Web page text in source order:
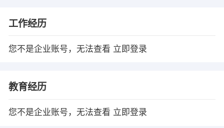
工作经历
您不是企业账号，无法查看 立即登录
教育经历
您不是企业账号，无法查看 立即登录